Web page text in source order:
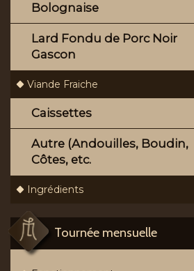
Bolognaise
Lard Fondu de Porc Noir
Gascon
Viande Fraiche
Caissettes
Autre (Andouilles, Boudin,
Côtes, etc.
Ingrédients
Tournée mensuelle